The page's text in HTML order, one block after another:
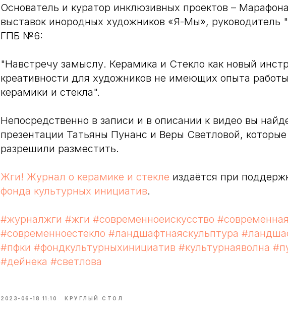
Основатель и куратор инклюзивных проектов –
выставок инородных художников «Я-Мы»,
ГПБ №6:
"Навстречу замыслу. Керамика и Стекло как новый
креативности для художников не имеющих опыта
керамики и стекла".
Непосредственно в записи и в описании к видео вы
презентации Татьяны Пунанс и Веры Светловой,
разрешили разместить.
Жги! Журнал о керамике и стекле издаётся при
фонда культурных инициатив.
#журналжги #жги #современноеискусство
#современноестекло #ландшафтнаяскульптура
#пфки #фондкультурныхинициатив #культурнаяволна
#дейнека #светлова
2023-06-18 11:10 КРУГЛЫЙ СТОЛ